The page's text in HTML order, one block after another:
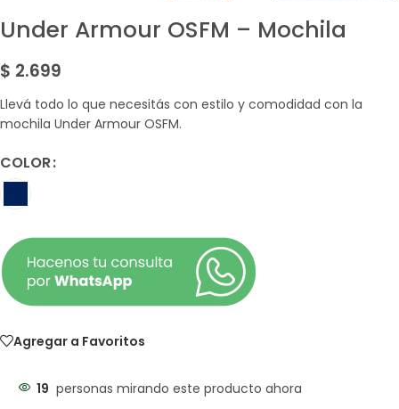
Under Armour OSFM – Mochila
$ 2.699
Llevá todo lo que necesitás con estilo y comodidad con la
mochila Under Armour OSFM.
COLOR
Agregar a Favoritos
19 personas mirando este producto ahora